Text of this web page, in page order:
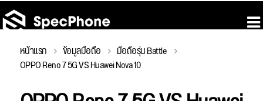
หน้าแรก ข้อมูลมือถือ มือถือรุ่น Battle
OPPO Reno 7 5G VS Huawei Nova 10